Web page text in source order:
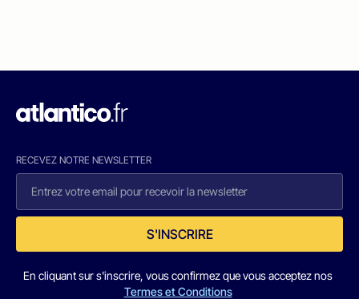
RECEVEZ NOTRE NEWSLETTER
S'INSCRIRE
En cliquant sur s'inscrire, vous confirmez que vous acceptez nos
Termes et Conditions